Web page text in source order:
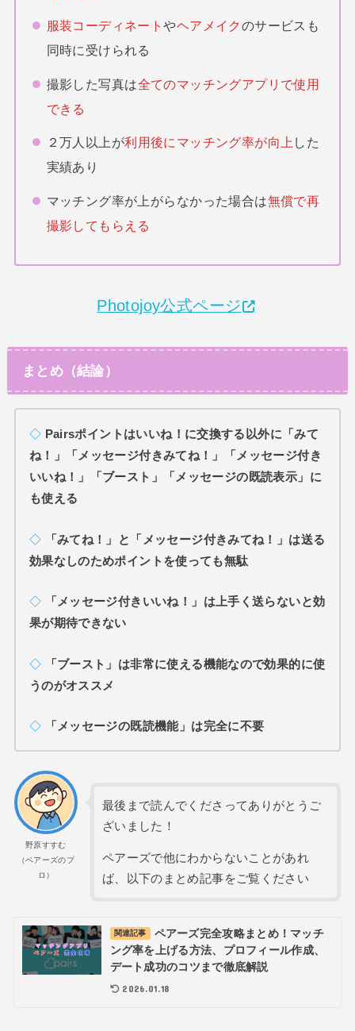
服装コーディネートやヘアメイク のサービスも
同時に受けられる
撮影した写真は全てのマッチングアプリで使用
できる
２万人以上が利用後にマッチング率が向上 した
実績あり
マッチング率が上がらなかった場合は無償で再
撮影してもらえる
Photojoy公式ページ
まとめ（結論）
◇ Pairsポイントはいいね！に交換する以外に「みて
ね！」「メッセージ付きみてね！」「メッセージ付き
いいね！」「ブースト」「メッセージの既読表示」に
も使える
◇
「みてね！」と「メッセージ付きみてね！」は送る
効果なしのためポイントを使っても無駄
◇
「メッセージ付きいいね！」は上手く送らないと効
果が期待できない
◇
「ブースト」は非常に使える機能なので効果的に使
うのがオススメ
◇ 「メッセージの既読機能」は完全に不要
野原すすむ
（ペアーズのプ
ロ）
最後まで読んでくださってありがとうご
ざいました！
ペアーズで他にわからないことがあれ
ば、以下のまとめ記事をご覧ください
関連記事
ペアーズ完全攻略まとめ！マッチ
ング率を上げる方法、プロフィール作成、
デート成功のコツまで徹底解説
2026.01.18